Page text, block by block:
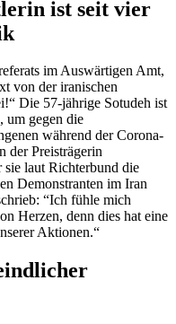
ist seit vier
im Auswärtigen Amt,
von der iranischen
Die 57-jährige Sotudeh ist
um gegen die
während der Corona-
der Preisträgerin
sie laut Richterbund die
Demonstranten im Iran
“Ich fühle mich
Herzen, denn dies hat eine
Aktionen.“